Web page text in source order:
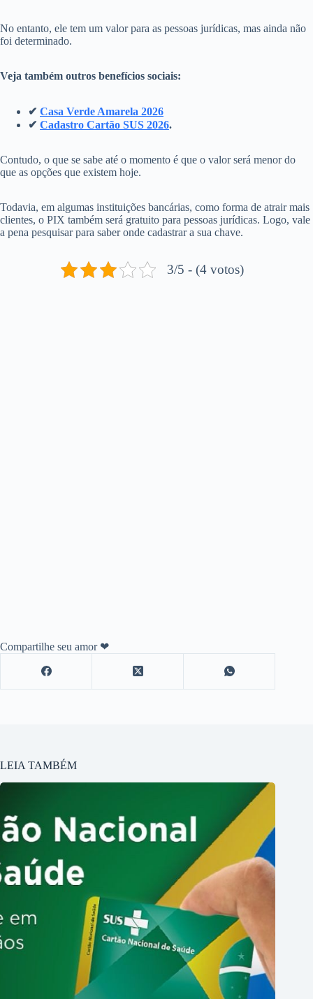
No entanto, ele tem um valor para as pessoas jurídicas, mas ainda não
foi determinado.
Veja também outros benefícios sociais:
✔ Casa Verde Amarela 2026
✔ Cadastro Cartão SUS 2026.
Contudo, o que se sabe até o momento é que o valor será menor do
que as opções que existem hoje.
Todavia, em algumas instituições bancárias, como forma de atrair mais
clientes, o PIX também será gratuito para pessoas jurídicas. Logo, vale
a pena pesquisar para saber onde cadastrar a sua chave.
3/5 - (4 votos)
Compartilhe seu amor ❤
LEIA TAMBÉM